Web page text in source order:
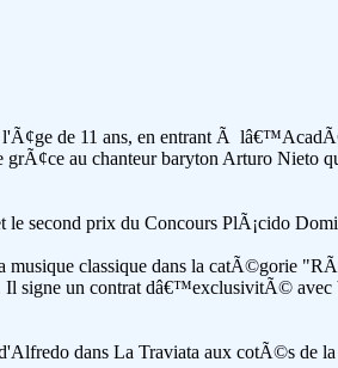
de 11 ans, en entrant Ã
au chanteur baryton Arturo
second prix du Concours PlÃ¡cido
musique classique dans la catÃ©gorie
signe un contrat dâ€™exclusivitÃ©
dans La Traviata aux cotÃ©s de